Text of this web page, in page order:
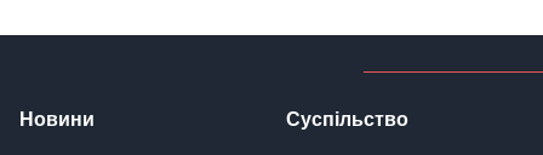
Новини Суспільство